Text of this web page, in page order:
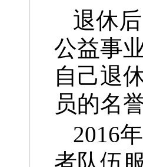
退休
公益事
自己退
员的名
2016